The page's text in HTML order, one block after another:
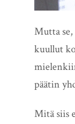
Mutta
kuullut
päätin
Mitä siis